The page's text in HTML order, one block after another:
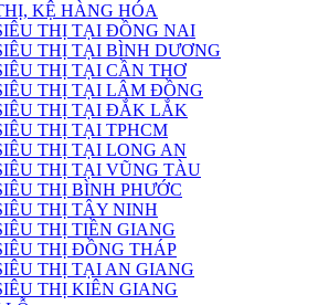
KỆ HÀNG HÓA
THỊ TẠI ĐỒNG NAI
THỊ TẠI BÌNH DƯƠNG
THỊ TẠI CẦN THƠ
THỊ TẠI LÂM ĐỒNG
THỊ TẠI ĐẮK LẮK
THỊ TẠI TPHCM
THỊ TẠI LONG AN
THỊ TẠI VŨNG TÀU
THỊ BÌNH PHƯỚC
THỊ TÂY NINH
THỊ TIỀN GIANG
THỊ ĐỒNG THÁP
THỊ TẠI AN GIANG
THỊ KIÊN GIANG